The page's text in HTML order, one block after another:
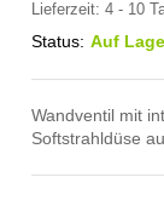
Lieferzeit:4 - 10
Status: Auf
Wandventil mit
Softstrahldüse